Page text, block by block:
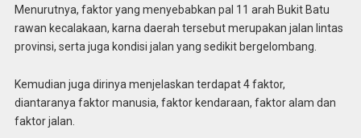
Menurutnya, faktor yang menyebabkan pal 11 arah Bukit Batu
rawan kecalakaan, karna daerah tersebut merupakan jalan lintas
provinsi, serta juga kondisi jalan yang sedikit bergelombang.
Kemudian juga dirinya menjelaskan terdapat 4 faktor,
diantaranya faktor manusia, faktor kendaraan, faktor alam dan
faktor jalan.